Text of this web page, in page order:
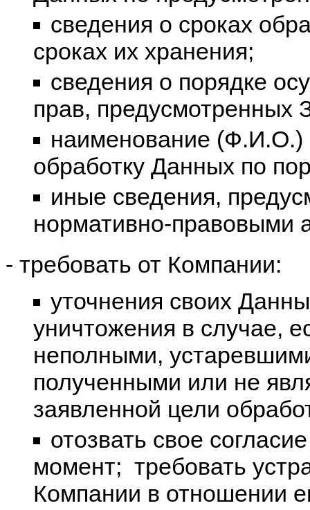
сведения о сроках
сроках их хранения;
сведения о порядке
прав, предусмотренных
наименование (Ф.И.О.)
обработку Данных по
иные сведения,
нормативно-правовыми
- требовать от Компании:
уточнения своих
уничтожения в случае,
неполными,
полученными или не
заявленной цели
отозвать свое
момент; ­ требовать
Компании в отношении